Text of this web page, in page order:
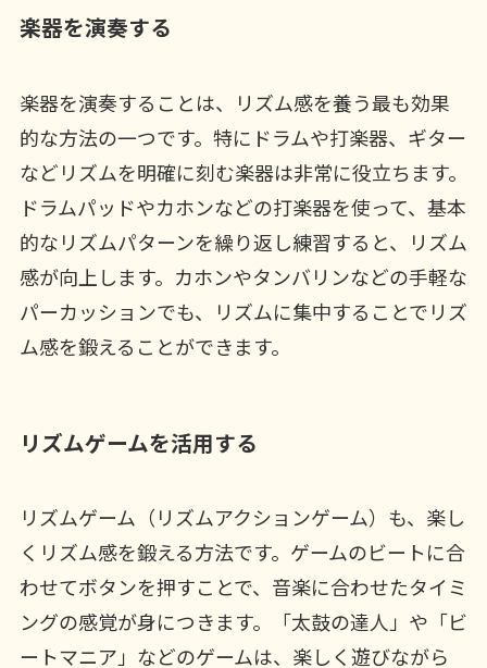
楽器を演奏する
楽器を演奏することは、リズム感を養う最も効果
的な方法の一つです。特にドラムや打楽器、ギター
などリズムを明確に刻む楽器は非常に役立ちます。
ドラムパッドやカホンなどの打楽器を使って、基本
的なリズムパターンを繰り返し練習すると、リズム
感が向上します。カホンやタンバリンなどの手軽な
パーカッションでも、リズムに集中することでリズ
ム感を鍛えることができます。
リズムゲームを活用する
リズムゲーム（リズムアクションゲーム）も、楽し
くリズム感を鍛える方法です。ゲームのビートに合
わせてボタンを押すことで、音楽に合わせたタイミ
ングの感覚が身につきます。「太鼓の達人」や「ビ
ートマニア」などのゲームは、楽しく遊びながら